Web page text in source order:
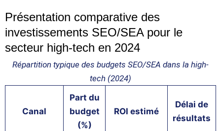
Présentation comparative des
investissements SEO/SEA pour le
secteur high-tech en 2024
Répartition typique des budgets SEO/SEA dans la high-
tech (2024)
Canal
Part du
budget
(%)
ROI estimé
Délai de
résultats